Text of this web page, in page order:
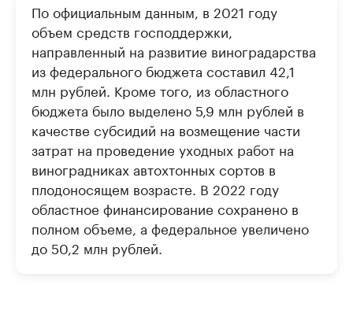
По официальным данным, в 2021 году
объем средств господдержки,
направленный на развитие виноградарства
из федерального бюджета составил 42,1
млн рублей. Кроме того, из областного
бюджета было выделено 5,9 млн рублей в
качестве субсидий на возмещение части
затрат на проведение уходных работ на
виноградниках автохтонных сортов в
плодоносящем возрасте. В 2022 году
областное финансирование сохранено в
полном объеме, а федеральное увеличено
до 50,2 млн рублей.